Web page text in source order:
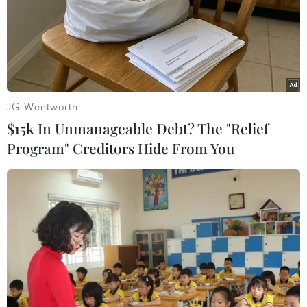
Cứu kịp thời bệnh nhân suy hô hấp do
uống nhầm nước rửa bát
20/01/2020 05:03
JG Wentworth
$15k In Unmanageable Debt? The "Relief
Program" Creditors Hide From You